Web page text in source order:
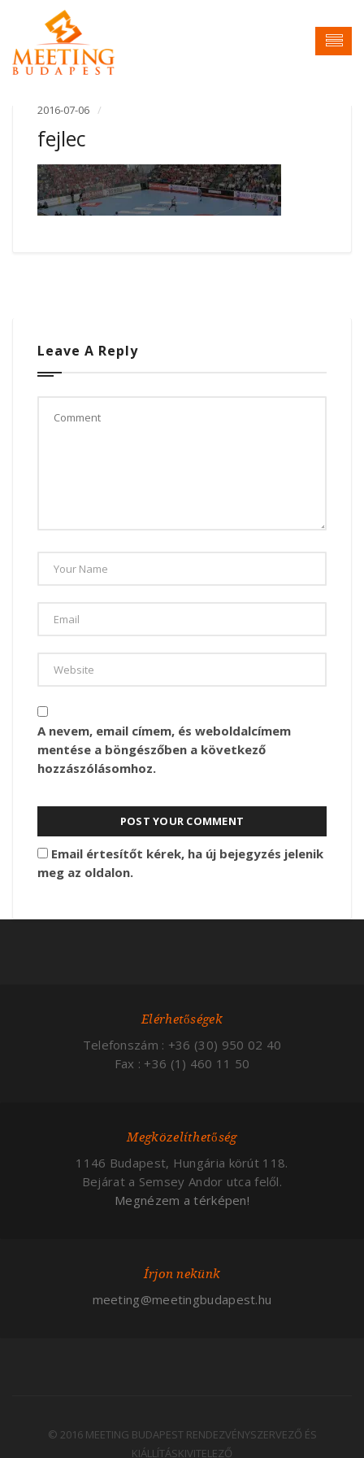
2016-07-06
fejlec
Leave A Reply
A nevem, email címem, és weboldalcímem
mentése a böngészőben a következő
hozzászólásomhoz.
Email értesítőt kérek, ha új bejegyzés jelenik
meg az oldalon.
Elérhetőségek
Telefonszám : +36 (30) 950 02 40
Fax : +36 (1) 460 11 50
Megközelíthetőség
1146 Budapest, Hungária körút 118.
Bejárat a Semsey Andor utca felől.
Megnézem a térképen!
Írjon nekünk
meeting@meetingbudapest.hu
© 2016 MEETING BUDAPEST RENDEZVÉNYSZERVEZŐ ÉS
KIÁLLÍTÁSKIVITELEZŐ